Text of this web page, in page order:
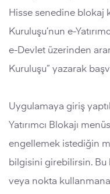
Hisse senedine blokaj
Kuruluşu’nun e-
e-Devlet üzerinden
Kuruluşu” yazarak
Uygulamaya giriş
Yatırımcı Blokajı
engellemek istediğin
bilgisini girebilirsin.
veya nokta